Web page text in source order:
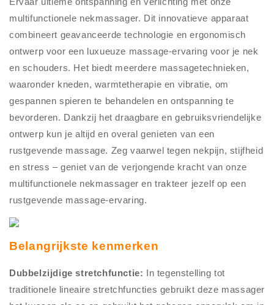
multifunctionele nekmassager. Dit innovatieve apparaat
combineert geavanceerde technologie en ergonomisch
ontwerp voor een luxueuze massage-ervaring voor je nek
en schouders. Het biedt meerdere massagetechnieken,
waaronder kneden, warmtetherapie en vibratie, om
gespannen spieren te behandelen en ontspanning te
bevorderen. Dankzij het draagbare en gebruiksvriendelijke
ontwerp kun je altijd en overal genieten van een
rustgevende massage. Zeg vaarwel tegen nekpijn, stijfheid
en stress – geniet van de verjongende kracht van onze
multifunctionele nekmassager en trakteer jezelf op een
rustgevende massage-ervaring.
Belangrijkste kenmerken
Dubbelzijdige stretchfunctie: In tegenstelling tot
traditionele lineaire stretchfuncties gebruikt deze massager